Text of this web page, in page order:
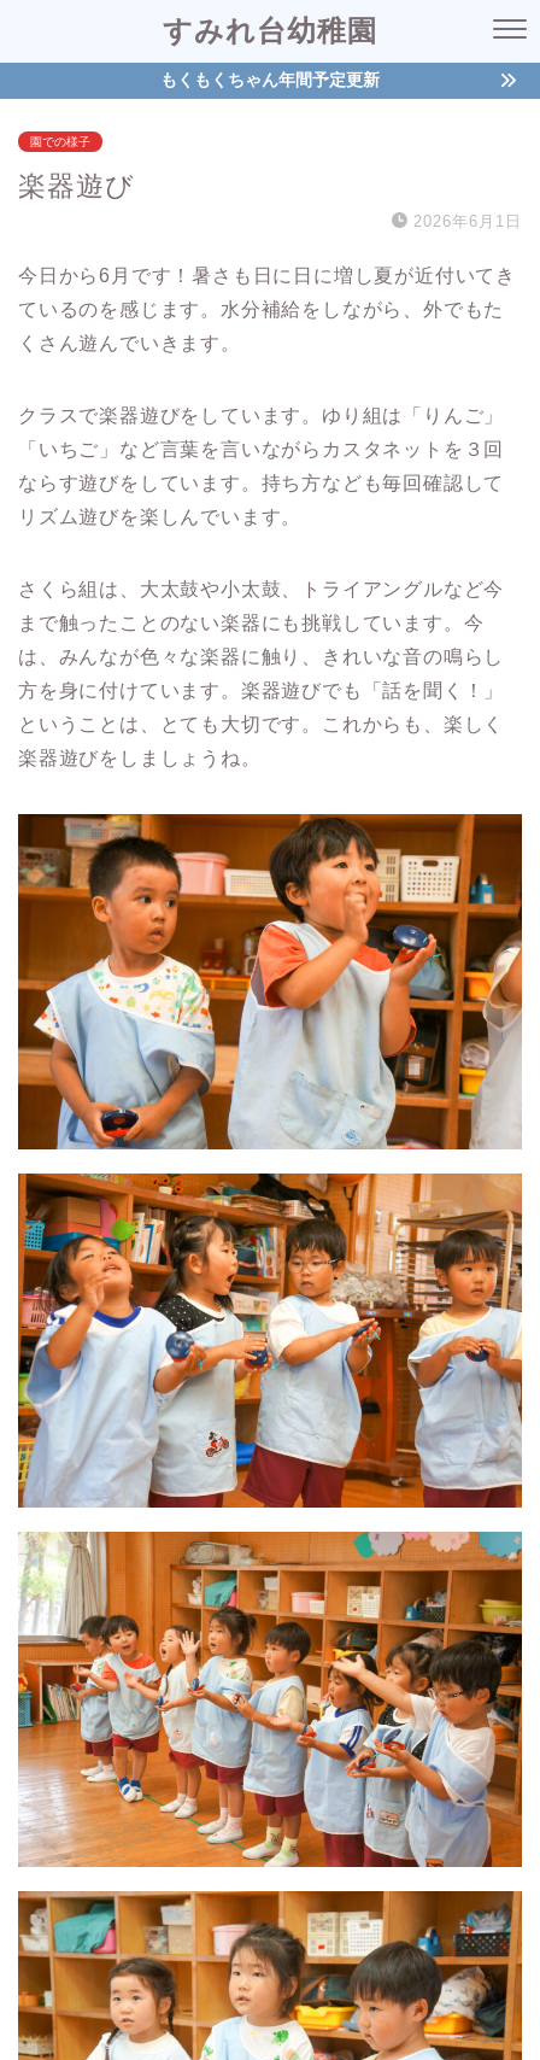
すみれ台幼稚園
もくもくちゃん年間予定更新
園での様子
楽器遊び
2026年6月1日
今日から6月です！暑さも日に日に増し夏が近付いてき
ているのを感じます。水分補給をしながら、外でもた
くさん遊んでいきます。
クラスで楽器遊びをしています。ゆり組は「りんご」
「いちご」など言葉を言いながらカスタネットを３回
ならす遊びをしています。持ち方なども毎回確認して
リズム遊びを楽しんでいます。
さくら組は、大太鼓や小太鼓、トライアングルなど今
まで触ったことのない楽器にも挑戦しています。今
は、みんなが色々な楽器に触り、きれいな音の鳴らし
方を身に付けています。楽器遊びでも「話を聞く！」
ということは、とても大切です。これからも、楽しく
楽器遊びをしましょうね。